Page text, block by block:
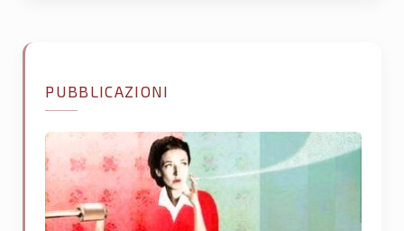
PUBBLICAZIONI